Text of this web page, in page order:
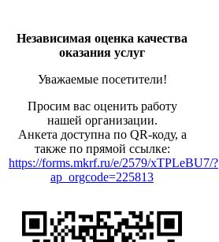
Независимая оценка качества
оказания услуг
Уважаемые посетители!
Просим вас оценить работу
нашей организации.
Анкета доступна по QR-коду, а
также по прямой ссылке:
https://forms.mkrf.ru/e/2579/xTPLeBU7/?
ap_orgcode=225813